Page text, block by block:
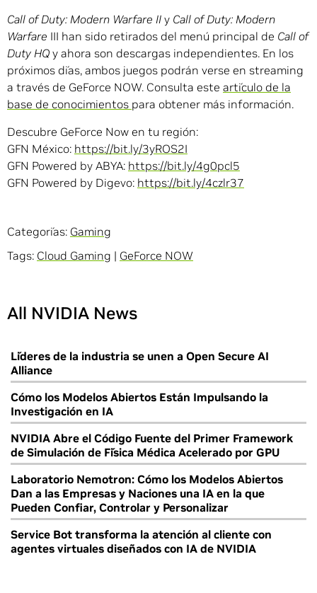
Call of Duty: Modern Warfare II y Call of Duty: Modern
Warfare III han sido retirados del menú principal de Call of
Duty HQ y ahora son descargas independientes. En los
próximos días, ambos juegos podrán verse en streaming
a través de GeForce NOW. Consulta este artículo de la
base de conocimientos para obtener más información.
Descubre GeForce Now en tu región:
GFN México: https://bit.ly/3yROS2I
GFN Powered by ABYA: https://bit.ly/4g0pcl5
GFN Powered by Digevo: https://bit.ly/4czlr37
Categorías: Gaming
Tags: Cloud Gaming | GeForce NOW
All NVIDIA News
Líderes de la industria se unen a Open Secure AI
Alliance
Cómo los Modelos Abiertos Están Impulsando la
Investigación en IA
NVIDIA Abre el Código Fuente del Primer Framework
de Simulación de Física Médica Acelerado por GPU
Laboratorio Nemotron: Cómo los Modelos Abiertos
Dan a las Empresas y Naciones una IA en la que
Pueden Confiar, Controlar y Personalizar
Service Bot transforma la atención al cliente con
agentes virtuales diseñados con IA de NVIDIA